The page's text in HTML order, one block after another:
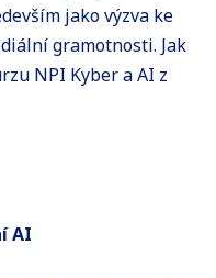
jako výzva ke
gramotnosti. Jak
NPI Kyber a AI z
AI